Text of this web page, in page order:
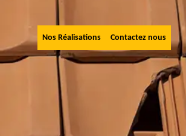
Nos Réalisations Contactez nous